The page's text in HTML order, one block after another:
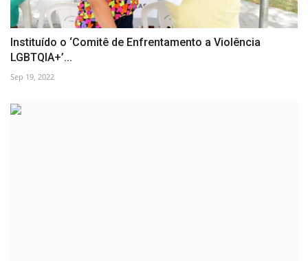
Instituído o ‘Comitê de Enfrentamento a Violência
LGBTQIA+’...
Sep 19, 2022